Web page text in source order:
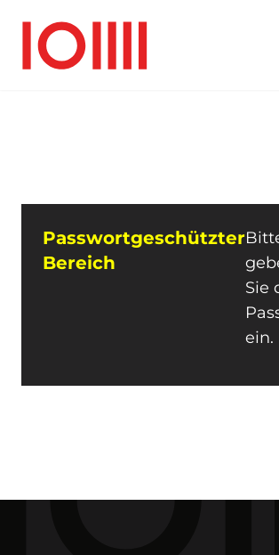
Passwortgeschützter
Bereich
Sie
ein.